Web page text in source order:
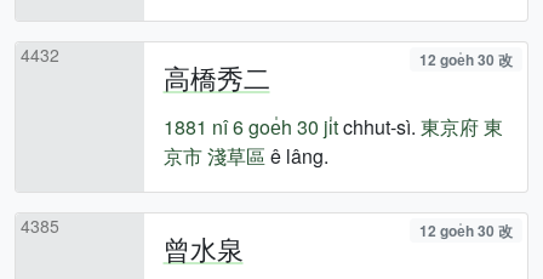
4432
高橋秀二 12 goe̍h 30 改
1881 nî6 goe̍h 30 ji̍tchhut-sì. 東京府東
京市淺草區 ê lâng.
4385
曾水泉 12 goe̍h 30 改